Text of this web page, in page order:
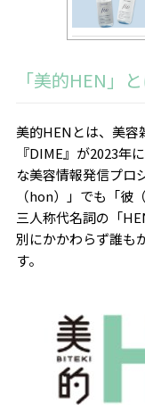
「美的HEN」
美的HENとは、美容
『DIME』が2023年
な美容情報発信プロ
（hon）」でも「彼
三人称代名詞の「
別にかかわらず誰も
す。